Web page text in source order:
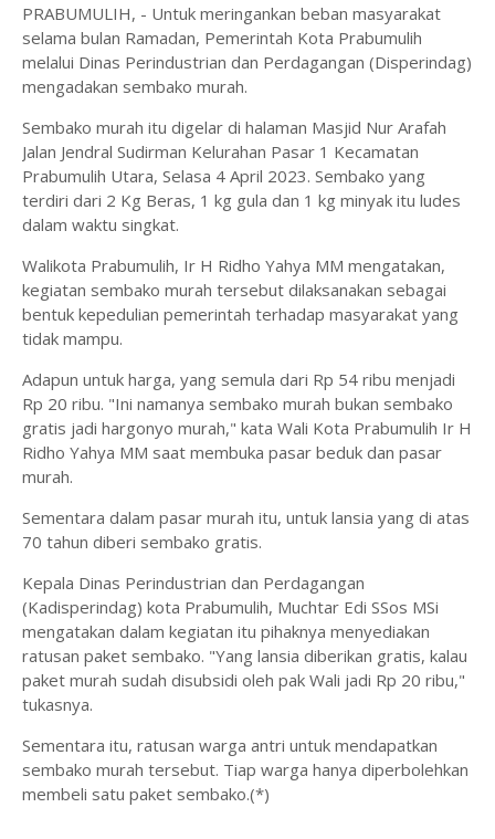
PRABUMULIH, - Untuk meringankan beban masyarakat
selama bulan Ramadan, Pemerintah Kota Prabumulih
melalui Dinas Perindustrian dan Perdagangan (Disperindag)
mengadakan sembako murah.
Sembako murah itu digelar di halaman Masjid Nur Arafah
Jalan Jendral Sudirman Kelurahan Pasar 1 Kecamatan
Prabumulih Utara, Selasa 4 April 2023. Sembako yang
terdiri dari 2 Kg Beras, 1 kg gula dan 1 kg minyak itu ludes
dalam waktu singkat.
Walikota Prabumulih, Ir H Ridho Yahya MM mengatakan,
kegiatan sembako murah tersebut dilaksanakan sebagai
bentuk kepedulian pemerintah terhadap masyarakat yang
tidak mampu.
Adapun untuk harga, yang semula dari Rp 54 ribu menjadi
Rp 20 ribu. "Ini namanya sembako murah bukan sembako
gratis jadi hargonyo murah," kata Wali Kota Prabumulih Ir H
Ridho Yahya MM saat membuka pasar beduk dan pasar
murah.
Sementara dalam pasar murah itu, untuk lansia yang di atas
70 tahun diberi sembako gratis.
Kepala Dinas Perindustrian dan Perdagangan
(Kadisperindag) kota Prabumulih, Muchtar Edi SSos MSi
mengatakan dalam kegiatan itu pihaknya menyediakan
ratusan paket sembako. "Yang lansia diberikan gratis, kalau
paket murah sudah disubsidi oleh pak Wali jadi Rp 20 ribu,"
tukasnya.
Sementara itu, ratusan warga antri untuk mendapatkan
sembako murah tersebut. Tiap warga hanya diperbolehkan
membeli satu paket sembako.(*)